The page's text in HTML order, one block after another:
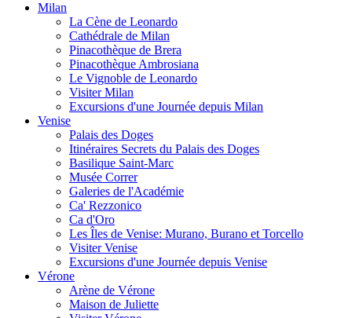
Milan
La Cène de Leonardo
Cathédrale de Milan
Pinacothèque de Brera
Pinacothèque Ambrosiana
Le Vignoble de Leonardo
Visiter Milan
Excursions d'une Journée depuis Milan
Venise
Palais des Doges
Itinéraires Secrets du Palais des Doges
Basilique Saint-Marc
Musée Correr
Galeries de l'Académie
Ca' Rezzonico
Ca d'Oro
Les Îles de Venise: Murano, Burano et Torcello
Visiter Venise
Excursions d'une Journée depuis Venise
Vérone
Arène de Vérone
Maison de Juliette